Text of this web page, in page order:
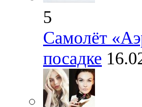
5
Самолёт
посадке